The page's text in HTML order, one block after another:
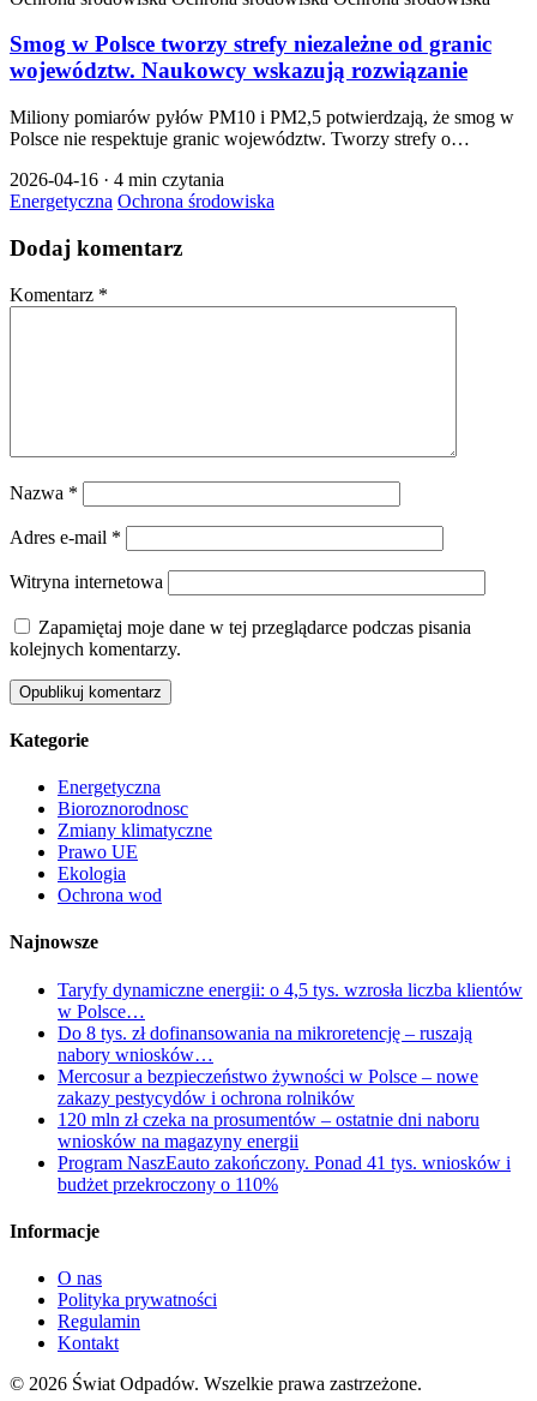
Smog w Polsce tworzy strefy niezależne od granic
województw. Naukowcy wskazują rozwiązanie
Miliony pomiarów pyłów PM10 i PM2,5 potwierdzają, że smog w
Polsce nie respektuje granic województw. Tworzy strefy o…
2026-04-16 · 4 min czytania
Energetyczna Ochrona środowiska
Dodaj komentarz
Komentarz *
Nazwa *
Adres e-mail *
Witryna internetowa
Zapamiętaj moje dane w tej przeglądarce podczas pisania
kolejnych komentarzy.
Kategorie
Energetyczna
Bioroznorodnosc
Zmiany klimatyczne
Prawo UE
Ekologia
Ochrona wod
Najnowsze
Taryfy dynamiczne energii: o 4,5 tys. wzrosła liczba klientów
w Polsce…
Do 8 tys. zł dofinansowania na mikroretencję – ruszają
nabory wniosków…
Mercosur a bezpieczeństwo żywności w Polsce – nowe
zakazy pestycydów i ochrona rolników
120 mln zł czeka na prosumentów – ostatnie dni naboru
wniosków na magazyny energii
Program NaszEauto zakończony. Ponad 41 tys. wniosków i
budżet przekroczony o 110%
Informacje
O nas
Polityka prywatności
Regulamin
Kontakt
© 2026 Świat Odpadów. Wszelkie prawa zastrzeżone.